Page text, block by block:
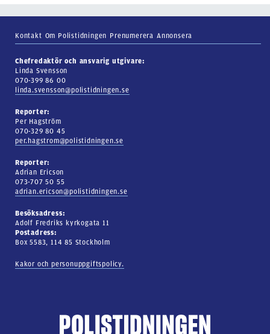
Kontakt Om Polistidningen Prenumerera Annonsera
Chefredaktör och ansvarig utgivare:
Linda Svensson
070-399 86 00
linda.svensson@polistidningen.se
Reporter:
Per Hagström
070-329 80 45
per.hagstrom@polistidningen.se
Reporter:
Adrian Ericson
073-707 50 55
adrian.ericson@polistidningen.se
Besöksadress:
Adolf Fredriks kyrkogata 11
Postadress:
Box 5583, 114 85 Stockholm
Kakor och personuppgiftspolicy.